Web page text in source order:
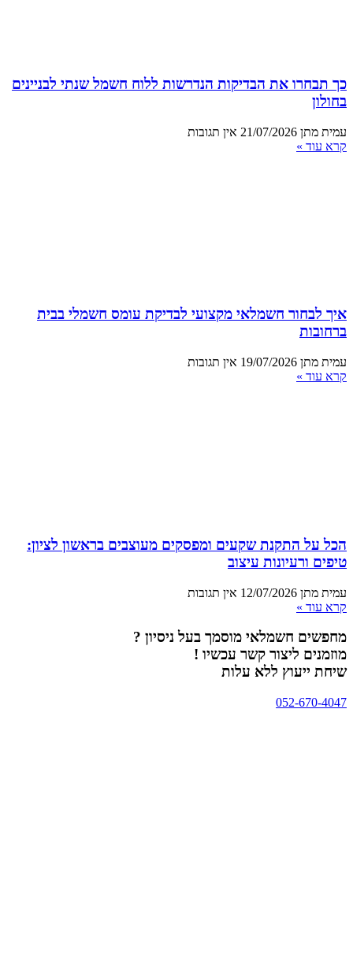
כך תבחרו את הבדיקות הנדרשות ללוח חשמל שנתי לבניינים
בחולון
עמית מתן 21/07/2026 אין תגובות
קרא עוד »
איך לבחור חשמלאי מקצועי לבדיקת עומס חשמלי בבית
ברחובות
עמית מתן 19/07/2026 אין תגובות
קרא עוד »
הכל על התקנת שקעים ומפסקים מעוצבים בראשון לציון:
טיפים ורעיונות עיצוב
עמית מתן 12/07/2026 אין תגובות
קרא עוד »
מחפשים חשמלאי מוסמך בעל ניסיון ?
מוזמנים ליצור קשר עכשיו !
שיחת ייעוץ ללא עלות
052-670-4047